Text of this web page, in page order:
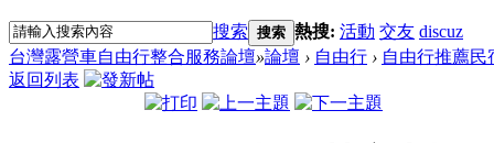
搜索 搜索 熱搜: 活動 交友 discuz
台灣露營車自由行整合服務論壇»論壇 › 自由行 › 自由行推薦民
返回列表